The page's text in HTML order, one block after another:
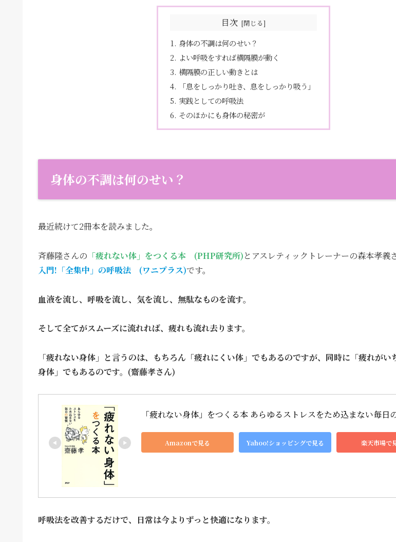
目次
身体の不調は何のせい？
よい呼吸をすれば横隔膜が動く
横隔膜の正しい動きとは
「息をしっかり吐き、息をしっかり吸う」
実践としての呼吸法
そのほかにも身体の秘密が
身体の不調は何のせい？
最近続けて2冊本を読みました。
斉藤隆さんの 「疲れない体」をつくる本 (PHP研究所)とアスレティックトレーナーの森本孝義
入門!「全集中」の呼吸法 (ワニプラス)です。
血液を流し、呼吸を流し、気を流し、無駄なものを流す。
そして全てがスムーズに流れれば、疲れも流れ去ります。
「疲れない身体」と言うのは、もちろん「疲れにくい体 」 でもあるのですが、同時に「疲れがい
身体」でもあるのです。(齋藤孝さん)
「疲れない身体」をつくる本 あらゆるストレスをため込まない毎日
Amazonで見る Yahoo!ショッピングで見る 楽天市場で
呼吸法を改善するだけで、日常は今よりずっと快適になります。